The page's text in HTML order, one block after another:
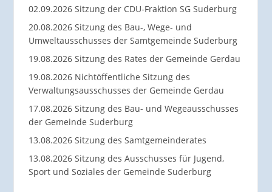
02.09.2026 Sitzung der CDU-Fraktion SG Suderburg
20.08.2026 Sitzung des Bau-, Wege- und
Umweltausschusses der Samtgemeinde Suderburg
19.08.2026 Sitzung des Rates der Gemeinde Gerdau
19.08.2026 Nichtöffentliche Sitzung des
Verwaltungsausschusses der Gemeinde Gerdau
17.08.2026 Sitzung des Bau- und Wegeausschusses
der Gemeinde Suderburg
13.08.2026 Sitzung des Samtgemeinderates
13.08.2026 Sitzung des Ausschusses für Jugend,
Sport und Soziales der Gemeinde Suderburg